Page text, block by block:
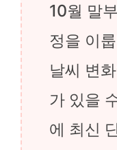
10월 말
정을 이
날씨 변
가 있을
에 최신